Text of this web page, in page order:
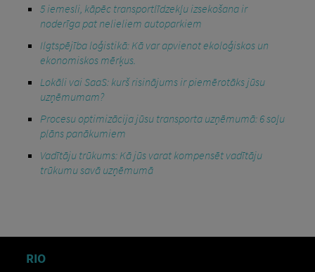
5 iemesli, kāpēc transportlīdzekļu izsekošana ir
noderīga pat nelieliem autoparkiem
Ilgtspējība loģistikā: Kā var apvienot ekoloģiskos un
ekonomiskos mērķus.
Lokāli vai SaaS: kurš risinājums ir piemērotāks jūsu
uzņēmumam?
Procesu optimizācija jūsu transporta uzņēmumā: 6 soļu
plāns panākumiem
Vadītāju trūkums: Kā jūs varat kompensēt vadītāju
trūkumu savā uzņēmumā
RIO